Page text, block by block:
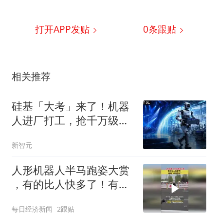
打开APP发贴 0条跟贴
相关推荐
硅基「大考」来了！机器
人进厂打工，抢千万级实
新智元
人形机器人半马跑姿大赏
，有的比人快多了！有
每日经济新闻 2跟贴